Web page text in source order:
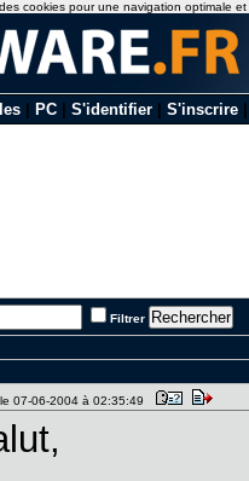
PC S'identifier S'inscrire
Filtrer
07-06-2004 à 02:35:49
cookies pour une navigation optimale